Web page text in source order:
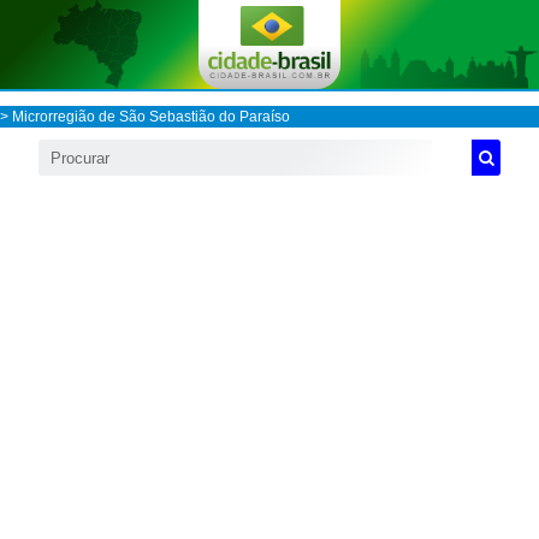
> Microrregião de São Sebastião do Paraíso